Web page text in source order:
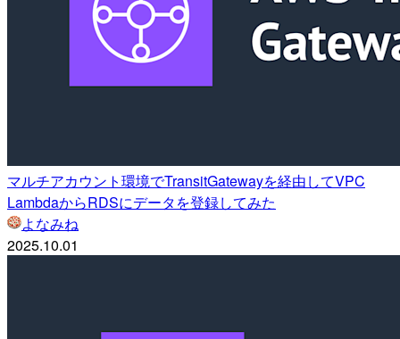
マルチアカウント環境でTransitGatewayを経由してVPC
LambdaからRDSにデータを登録してみた
よなみね
2025.10.01